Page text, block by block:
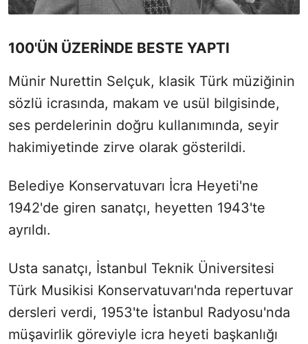
100'ÜN ÜZERİNDE BESTE YAPTI
Münir Nurettin Selçuk, klasik Türk müziğinin
sözlü icrasında, makam ve usül bilgisinde,
ses perdelerinin doğru kullanımında, seyir
hakimiyetinde zirve olarak gösterildi.
Belediye Konservatuvarı İcra Heyeti'ne
1942'de giren sanatçı, heyetten 1943'te
ayrıldı.
Usta sanatçı, İstanbul Teknik Üniversitesi
Türk Musikisi Konservatuvarı'nda repertuvar
dersleri verdi, 1953'te İstanbul Radyosu'nda
müşavirlik göreviyle icra heyeti başkanlığı